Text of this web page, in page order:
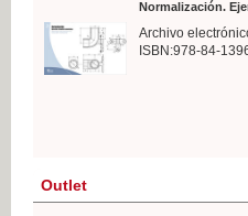
Normalización.
Archivo
ISBN:978-84-
Outlet